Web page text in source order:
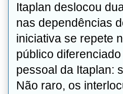
Itaplan deslocou
nas dependências
iniciativa se repete
público diferenciado
pessoal da Itaplan:
Não raro, os